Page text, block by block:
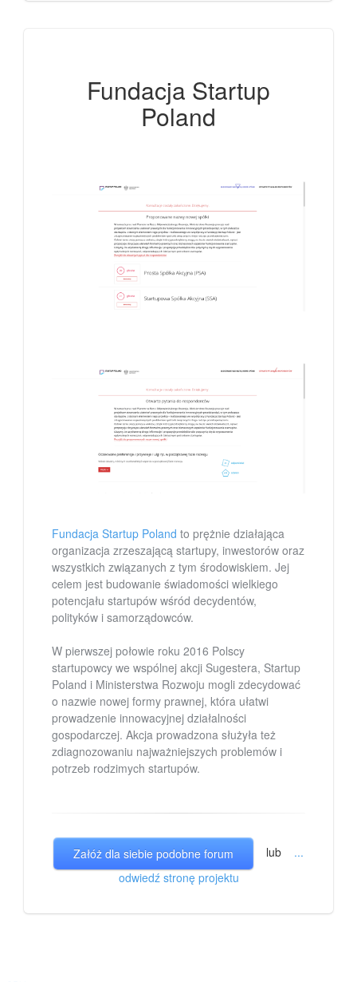
Fundacja Startup
Poland
Fundacja Startup Poland to prężnie działająca
organizacja zrzeszającą startupy, inwestorów oraz
wszystkich związanych z tym środowiskiem. Jej
celem jest budowanie świadomości wielkiego
potencjału startupów wśród decydentów,
polityków i samorządowców.
W pierwszej połowie roku 2016 Polscy
startupowcy we wspólnej akcji Sugestera, Startup
Poland i Ministerstwa Rozwoju mogli zdecydować
o nazwie nowej formy prawnej, która ułatwi
prowadzenie innowacyjnej działalności
gospodarczej. Akcja prowadzona służyła też
zdiagnozowaniu najważniejszych problemów i
potrzeb rodzimych startupów.
Załóż dla siebie podobne forum lub ...
odwiedź stronę projektu